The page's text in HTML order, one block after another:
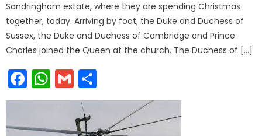
Sandringham estate, where they are spending Christmas
together, today. Arriving by foot, the Duke and Duchess of
Sussex, the Duke and Duchess of Cambridge and Prince
Charles joined the Queen at the church. The Duchess of […]
Facebook
WhatsApp
Gmail